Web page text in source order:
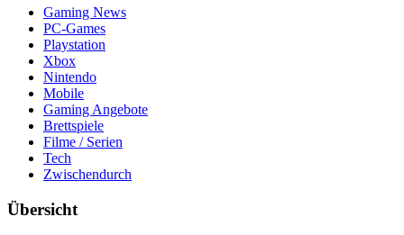
Gaming News
PC-Games
Playstation
Xbox
Nintendo
Mobile
Gaming Angebote
Brettspiele
Filme / Serien
Tech
Zwischendurch
Übersicht